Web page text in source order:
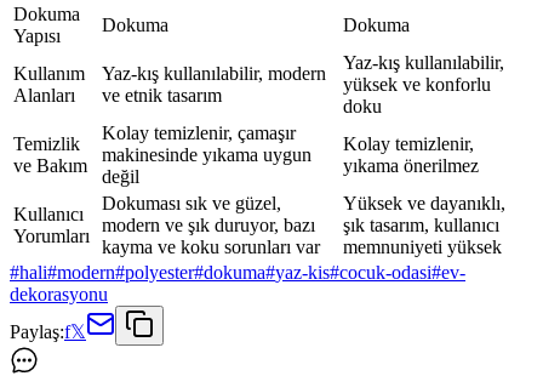
Dokuma
Yapısı
Dokuma Dokuma
Kullanım
Alanları
Yaz-kış kullanılabilir, modern
ve etnik tasarım
Yaz-kış kullanılabilir,
yüksek ve konforlu
doku
Temizlik
ve Bakım
Kolay temizlenir, çamaşır
makinesinde yıkama uygun
değil
Kolay temizlenir,
yıkama önerilmez
Kullanıcı
Yorumları
Dokuması sık ve güzel,
modern ve şık duruyor, bazı
kayma ve koku sorunları var
Yüksek ve dayanıklı,
şık tasarım, kullanıcı
memnuniyeti yüksek
#hali#modern#polyester#dokuma#yaz-kis#cocuk-odasi#ev-
dekorasyonu
Paylaş:f𝕏